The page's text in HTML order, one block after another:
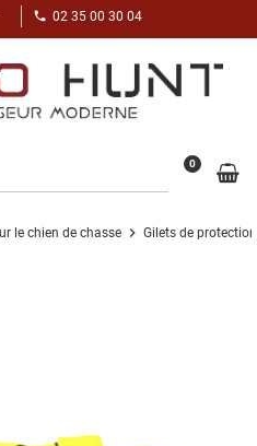
phone 02 35 00 30 04
0
le chien de chasse chevron_right Gilets de protection